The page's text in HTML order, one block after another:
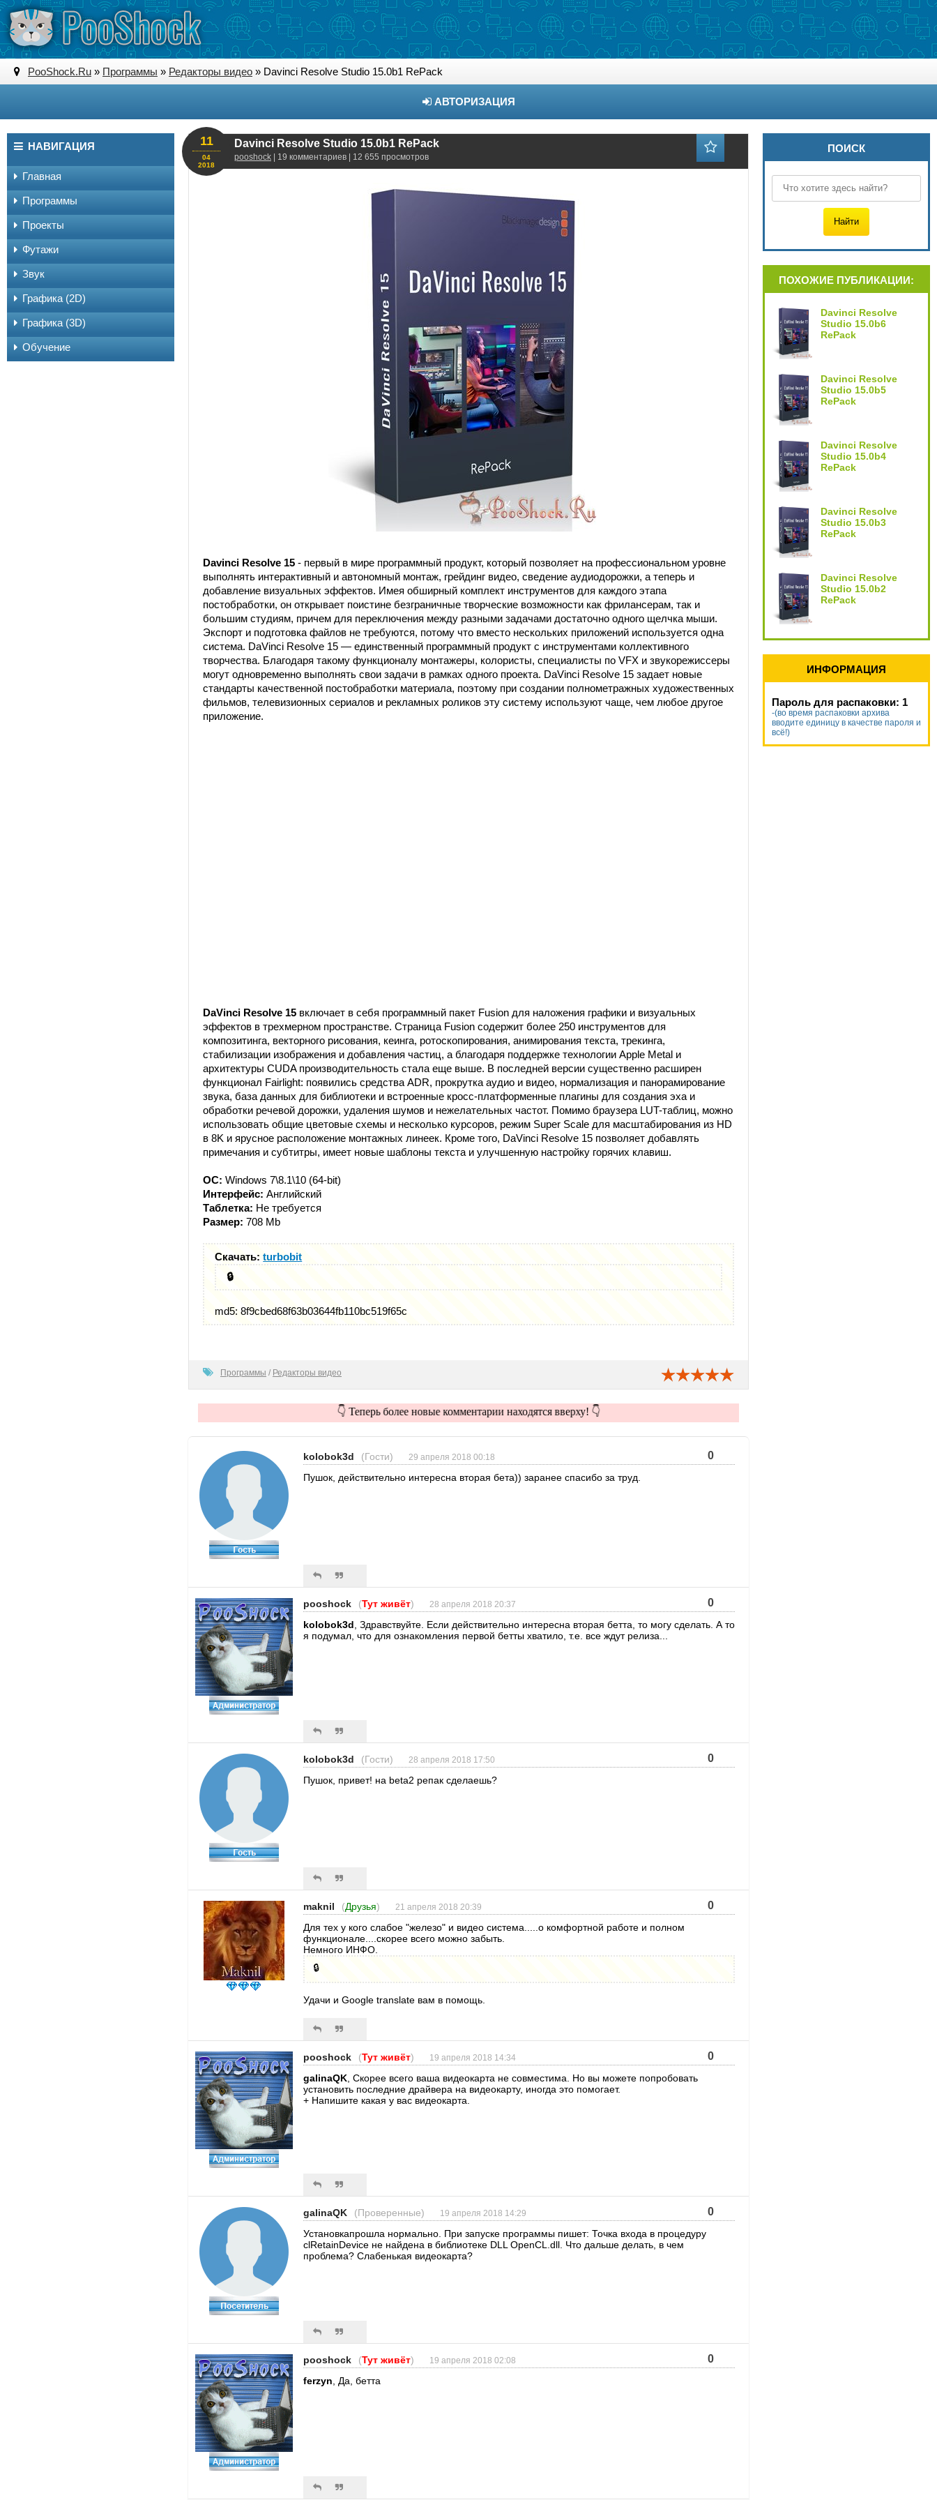
PooShock.Ru » Программы » Редакторы видео » Davinci Resolve Studio 15.0b1 RePack
АВТОРИЗАЦИЯ
Davinci Resolve Studio 15.0b1 RePack
pooshock | 19 комментариев | 12 655 просмотров
11
04
2018
Davinci Resolve 15 - первый в мире программный продукт, который позволяет на профессиональном уровне
выполнять интерактивный и автономный монтаж, грейдинг видео, сведение аудиодорожки, а теперь и
добавление визуальных эффектов. Имея обширный комплект инструментов для каждого этапа
постобработки, он открывает поистине безграничные творческие возможности как фрилансерам, так и
большим студиям, причем для переключения между разными задачами достаточно одного щелчка мыши.
Экспорт и подготовка файлов не требуются, потому что вместо нескольких приложений используется одна
система. DaVinci Resolve 15 — единственный программный продукт с инструментами коллективного
творчества. Благодаря такому функционалу монтажеры, колористы, специалисты по VFX и звукорежиссеры
могут одновременно выполнять свои задачи в рамках одного проекта. DaVinci Resolve 15 задает новые
стандарты качественной постобработки материала, поэтому при создании полнометражных художественных
фильмов, телевизионных сериалов и рекламных роликов эту систему используют чаще, чем любое другое
приложение.
DaVinci Resolve 15 включает в себя программный пакет Fusion для наложения графики и визуальных
эффектов в трехмерном пространстве. Страница Fusion содержит более 250 инструментов для
композитинга, векторного рисования, кеинга, ротоскопирования, анимирования текста, трекинга,
стабилизации изображения и добавления частиц, а благодаря поддержке технологии Apple Metal и
архитектуры CUDA производительность стала еще выше. В последней версии существенно расширен
функционал Fairlight: появились средства ADR, прокрутка аудио и видео, нормализация и панорамирование
звука, база данных для библиотеки и встроенные кросс-платформенные плагины для создания эха и
обработки речевой дорожки, удаления шумов и нежелательных частот. Помимо браузера LUT-таблиц, можно
использовать общие цветовые схемы и несколько курсоров, режим Super Scale для масштабирования из HD
в 8K и ярусное расположение монтажных линеек. Кроме того, DaVinci Resolve 15 позволяет добавлять
примечания и субтитры, имеет новые шаблоны текста и улучшенную настройку горячих клавиш.
ОС: Windows 7\8.1\10 (64-bit)
Интерфейс: Английский
Таблетка: Не требуется
Размер: 708 Mb
Скачать:turbobit
🔒
md5: 8f9cbed68f63b03644fb110bc519f65c
Программы / Редакторы видео
👇 Теперь более новые комментарии находятся вверху! 👇
kolobok3d (Гости) 29 апреля 2018 00:18 0
Пушок, действительно интересна вторая бета)) заранее спасибо за труд.
pooshock (Тут живёт) 28 апреля 2018 20:37 0
kolobok3d , Здравствуйте. Если действительно интересна вторая бетта, то могу сделать. А то
я подумал, что для ознакомления первой бетты хватило, т.е. все ждут релиза...
kolobok3d (Гости) 28 апреля 2018 17:50 0
Пушок, привет! на beta2 репак сделаешь?
maknil (Друзья) 21 апреля 2018 20:39 0
Для тех у кого слабое "железо" и видео система.....о комфортной работе и полном
функционале....скорее всего можно забыть.
Немного ИНФО.
🔒
Удачи и Google translate вам в помощь.
pooshock (Тут живёт) 19 апреля 2018 14:34 0
galinaQK , Скорее всего ваша видеокарта не совместима. Но вы можете попробовать
установить последние драйвера на видеокарту, иногда это помогает.
+ Напишите какая у вас видеокарта.
galinaQK (Проверенные) 19 апреля 2018 14:29 0
Установкапрошла нормально. При запуске программы пишет: Точка входа в процедуру
clRetainDevice не найдена в библиотеке DLL OpenCL.dll. Что дальше делать, в чем
проблема? Слабенькая видеокарта?
pooshock (Тут живёт) 19 апреля 2018 02:08 0
ferzyn , Да, бетта
НАВИГАЦИЯ
Главная
Программы
Проекты
Футажи
Звук
Графика (2D)
Графика (3D)
Обучение
ПОИСК
ПОХОЖИЕ ПУБЛИКАЦИИ:
Davinci Resolve
Studio 15.0b6
RePack
Davinci Resolve
Studio 15.0b5
RePack
Davinci Resolve
Studio 15.0b4
RePack
Davinci Resolve
Studio 15.0b3
RePack
Davinci Resolve
Studio 15.0b2
RePack
ИНФОРМАЦИЯ
Пароль для распаковки: 1
-(во время распаковки архива
вводите единицу в качестве пароля и
всё!)